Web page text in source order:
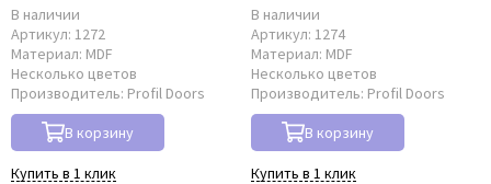
В наличии
Артикул: 1272
Материал: MDF
Несколько цветов
Производитель: Profil Doors
В корзину
Купить в 1 клик
В наличии
Артикул: 1274
Материал: MDF
Несколько цветов
Производитель: Profil Doors
В корзину
Купить в 1 клик